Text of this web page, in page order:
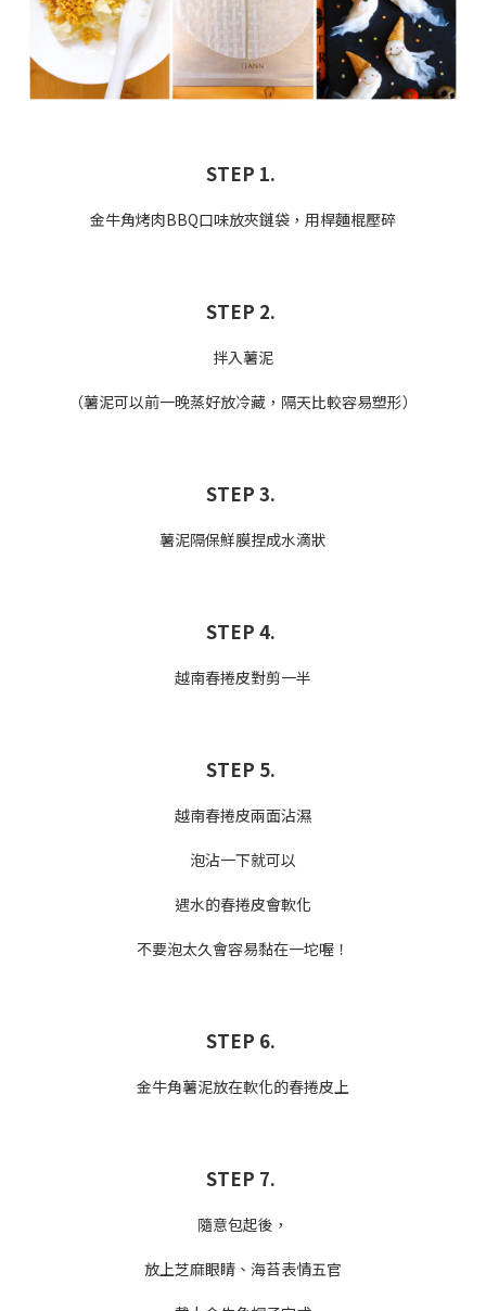
STEP 1.
金牛角烤肉BBQ口味放夾鏈袋，用桿麵棍壓碎
STEP 2.
拌入薯泥
（薯泥可以前一晚蒸好放冷藏，隔天比較容易塑形）
STEP 3.
薯泥隔保鮮膜捏成水滴狀
STEP 4.
越南春捲皮對剪一半
STEP 5.
越南春捲皮兩面沾濕
泡沾一下就可以
遇水的春捲皮會軟化
不要泡太久會容易黏在一坨喔！
STEP 6.
金牛角薯泥放在軟化的春捲皮上
STEP 7.
隨意包起後，
放上芝麻眼睛、海苔表情五官